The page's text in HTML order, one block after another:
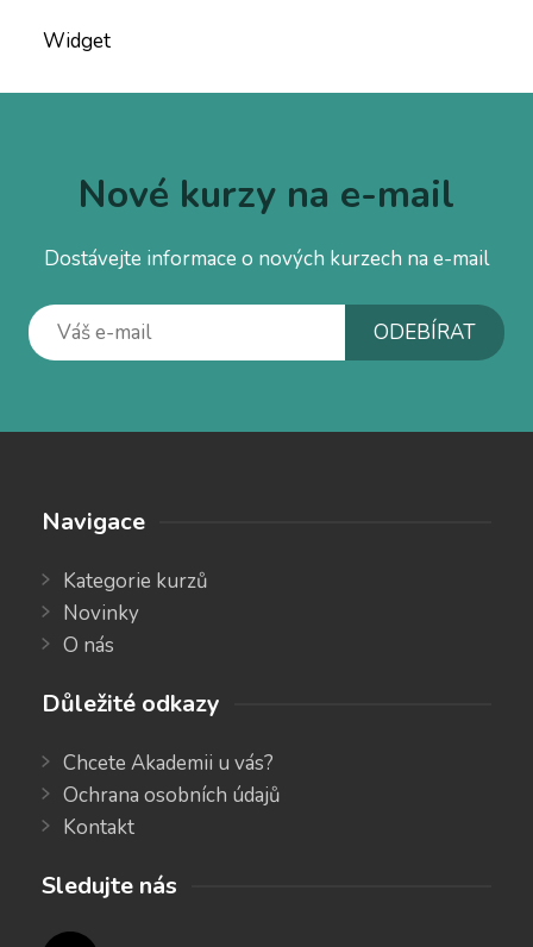
Widget
Nové kurzy na e-mail
Dostávejte informace o nových kurzech na e-mail
Navigace
Kategorie kurzů
Novinky
O nás
Důležité odkazy
Chcete Akademii u vás?
Ochrana osobních údajů
Kontakt
Sledujte nás